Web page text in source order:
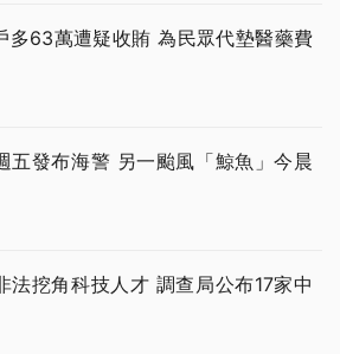
多63萬遭疑收賄 為民眾代墊醫藥費
五發布海警 另一颱風「鯨魚」今晨
法挖角科技人才 調查局公布17家中